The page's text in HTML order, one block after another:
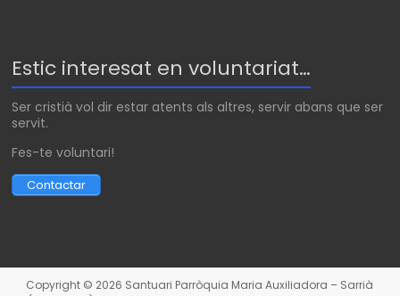
Estic interesat en voluntariat…
Ser cristià vol dir estar atents als altres, servir abans que ser
servit.
Fes-te voluntari!
Contactar
Copyright © 2026 Santuari Parròquia Maria Auxiliadora – Sarrià